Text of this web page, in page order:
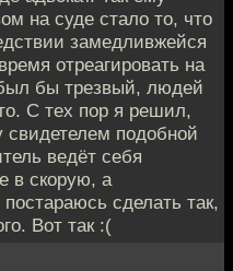
на суде стало то, что
замедливжейся
отреагировать на
бы трезвый, людей
С тех пор я решил,
свидетелем подобной
ведёт себя
в скорую, а
сделать так,
Вот так :(